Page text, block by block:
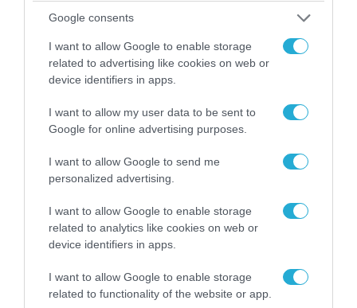
Google consents
I want to allow Google to enable storage
related to advertising like cookies on web or
device identifiers in apps.
I want to allow my user data to be sent to
Google for online advertising purposes.
I want to allow Google to send me
personalized advertising.
I want to allow Google to enable storage
related to analytics like cookies on web or
device identifiers in apps.
I want to allow Google to enable storage
related to functionality of the website or app.
07.08.2026 | 20:02
Κωνσταντίνο Ζούλα από τον ΣΚΑΪ – Ο λόγος της
απομάκρυνσής του